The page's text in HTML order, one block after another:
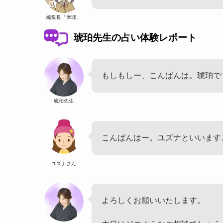
編集長「摩耶」
琥珀先生の占い体験レポート
琥珀先生
もしもしー、こんばんは。琥珀で
ユズナさん
こんばんはー。ユズナといいます
よろしくお願いいたします。